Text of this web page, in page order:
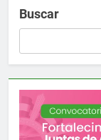
Buscar